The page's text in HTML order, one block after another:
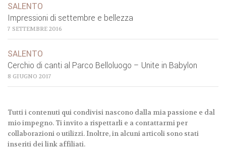
SALENTO
Impressioni di settembre e bellezza
7 SETTEMBRE 2016
SALENTO
Cerchio di canti al Parco Belloluogo – Unite in Babylon
8 GIUGNO 2017
Tutti i contenuti qui condivisi nascono dalla mia passione e dal
mio impegno. Ti invito a rispettarli e a contattarmi per
collaborazioni o utilizzi. Inoltre, in alcuni articoli sono stati
inseriti dei link affiliati.